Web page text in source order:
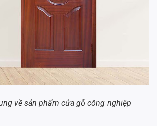
về sản phẩm cửa gỗ công nghiệp